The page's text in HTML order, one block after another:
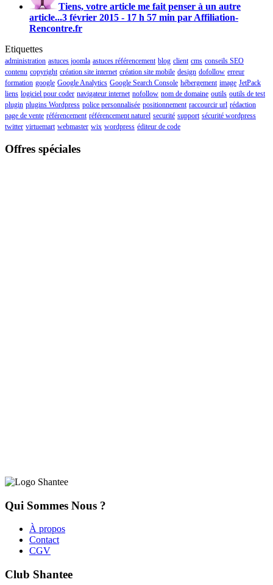
Tiens, votre article me fait penser à un autre
article...3 février 2015 - 17 h 57 min par Affiliation-
Rencontre.fr
Etiquettes
administration astuces joomla astuces référencement blog client cms conseils SEO
contenu copyright création site internet création site mobile design dofollow erreur
formation google Google Analytics Google Search Console hébergement image JetPack
liens logiciel pour coder navigateur internet nofollow nom de domaine outils outils de test
plugin plugins Wordpress police personnalisée positionnement raccourcir url rédaction
page de vente référencement référencement naturel securité support sécurité wordpress
twitter virtuemart webmaster wix wordpress éditeur de code
Offres spéciales
Qui Sommes Nous ?
À propos
Contact
CGV
Club Shantee